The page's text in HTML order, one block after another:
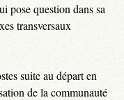
pose question dans sa
transversaux
suite au départ en
de la communauté